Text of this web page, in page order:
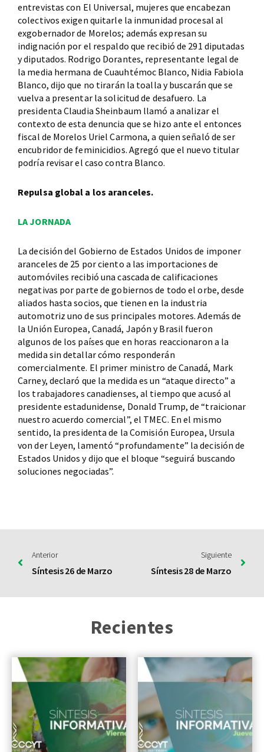
entrevistas con El Universal, mujeres que encabezan
colectivos exigen quitarle la inmunidad procesal al
exgobernador de Morelos; además expresan su
indignación por el respaldo que recibió de 291 diputadas
y diputados. Rodrigo Dorantes, representante legal de
la media hermana de Cuauhtémoc Blanco, Nidia Fabiola
Blanco, dijo que no tirarán la toalla y buscarán que se
vuelva a presentar la solicitud de desafuero. La
presidenta Claudia Sheinbaum llamó a analizar el
contexto de esta denuncia que se hizo ante el entonces
fiscal de Morelos Uriel Carmona, a quien señaló de ser
encubridor de feminicidios. Agregó que el nuevo titular
podría revisar el caso contra Blanco.
Repulsa global a los aranceles.
LA JORNADA
La decisión del Gobierno de Estados Unidos de imponer
aranceles de 25 por ciento a las importaciones de
automóviles recibió una cascada de calificaciones
negativas por parte de gobiernos de todo el orbe, desde
aliados hasta socios, que tienen en la industria
automotriz uno de sus principales motores. Además de
la Unión Europea, Canadá, Japón y Brasil fueron
algunos de los países que en horas reaccionaron a la
medida sin detallar cómo responderán
comercialmente. El primer ministro de Canadá, Mark
Carney, declaró que la medida es un “ataque directo” a
los trabajadores canadienses, al tiempo que acusó al
presidente estadunidense, Donald Trump, de “traicionar
nuestro acuerdo comercial”, el TMEC. En el mismo
sentido, la presidenta de la Comisión Europea, Ursula
von der Leyen, lamentó “profundamente” la decisión de
Estados Unidos y dijo que el bloque “seguirá buscando
soluciones negociadas”.
Anterior
Síntesis 26 de Marzo
Siguiente
Síntesis 28 de Marzo
Recientes